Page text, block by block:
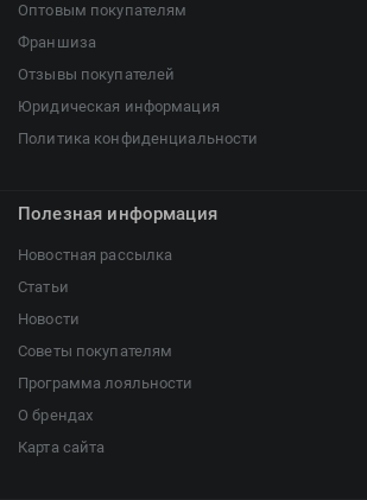
Оптовым покупателям
Франшиза
Отзывы покупателей
Юридическая информация
Политика конфиденциальности
Полезная информация
Новостная рассылка
Статьи
Новости
Советы покупателям
Программа лояльности
О брендах
Карта сайта